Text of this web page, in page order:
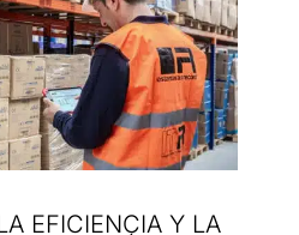
EFICIENCIA Y LA